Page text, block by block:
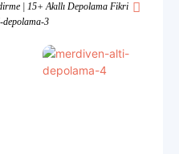
| 15+ Akıllı Depolama Fikri
depolama-3